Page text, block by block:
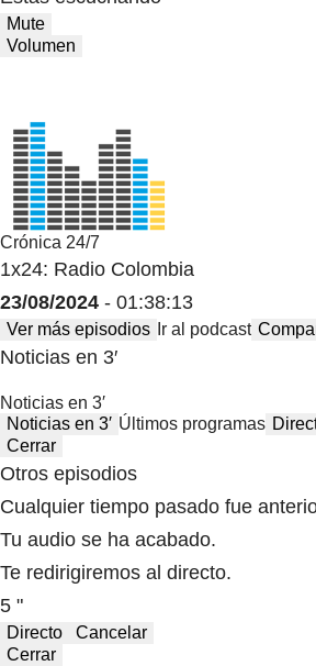
Mute
Volumen
Crónica 24/7
1x24: Radio Colombia
23/08/2024 - 01:38:13
Ver más episodios Ir al podcast
Noticias en 3′
Noticias en 3′
Noticias en 3′ Últimos programas
Cerrar
Otros episodios
Cualquier tiempo pasado fue
Tu audio se ha acabado.
Te redirigiremos al directo.
5 "
Directo
Cancelar
Cerrar